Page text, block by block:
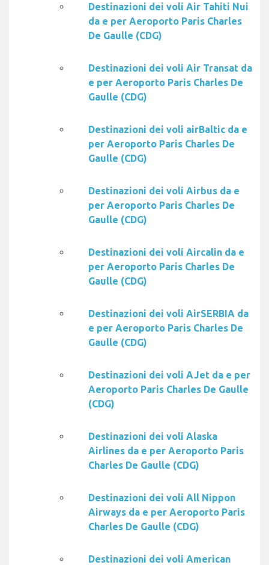
Destinazioni dei voli Air Tahiti Nui
da e per Aeroporto Paris Charles
De Gaulle (CDG)
Destinazioni dei voli Air Transat da
e per Aeroporto Paris Charles De
Gaulle (CDG)
Destinazioni dei voli airBaltic da e
per Aeroporto Paris Charles De
Gaulle (CDG)
Destinazioni dei voli Airbus da e
per Aeroporto Paris Charles De
Gaulle (CDG)
Destinazioni dei voli Aircalin da e
per Aeroporto Paris Charles De
Gaulle (CDG)
Destinazioni dei voli AirSERBIA da
e per Aeroporto Paris Charles De
Gaulle (CDG)
Destinazioni dei voli AJet da e per
Aeroporto Paris Charles De Gaulle
(CDG)
Destinazioni dei voli Alaska
Airlines da e per Aeroporto Paris
Charles De Gaulle (CDG)
Destinazioni dei voli All Nippon
Airways da e per Aeroporto Paris
Charles De Gaulle (CDG)
Destinazioni dei voli American